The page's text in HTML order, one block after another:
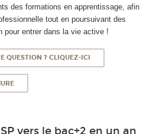
des formations en apprentissage, afin
tout en poursuivant des
pour entrer dans la vie active !
QUESTION ? CLIQUEZ-ICI
vers le bac+2 en un an